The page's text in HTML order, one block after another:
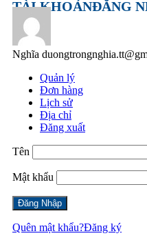
TÀI KHOẢNĐĂNG
Nghĩa
Quản lý
Đơn hàng
Lịch sử
Địa chỉ
Đăng xuất
Tên
Mật khẩu
Quên mật khẩu?Đăng ký